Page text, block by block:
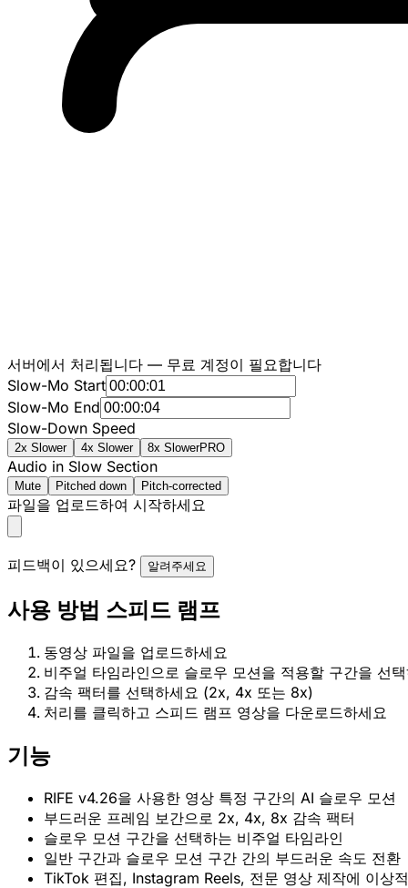
서버에서 처리됩니다 — 무료 계정이 필요합니다
Slow-Mo Start
Slow-Mo End
Slow-Down Speed
2x Slower 4x Slower 8x SlowerPRO
Audio in Slow Section
Mute Pitched down Pitch-corrected
파일을 업로드하여 시작하세요
피드백이 있으세요? 알려주세요
사용 방법 스피드 램프
동영상 파일을 업로드하세요
비주얼 타임라인으로 슬로우 모션을 적용할 구간을 선
감속 팩터를 선택하세요 (2x, 4x 또는 8x)
처리를 클릭하고 스피드 램프 영상을 다운로드하세요
기능
RIFE v4.26을 사용한 영상 특정 구간의 AI 슬로우 모션
부드러운 프레임 보간으로 2x, 4x, 8x 감속 팩터
슬로우 모션 구간을 선택하는 비주얼 타임라인
일반 구간과 슬로우 모션 구간 간의 부드러운 속도 전환
TikTok 편집, Instagram Reels, 전문 영상 제작에 이상적